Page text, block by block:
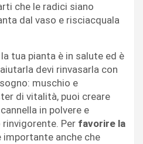
che le radici siano
dal vaso e risciacquala
la tua pianta è in salute ed è
devi rinvasarla con
muschio e
di vitalità, puoi creare
in polvere e
Per favorire la
importante anche che